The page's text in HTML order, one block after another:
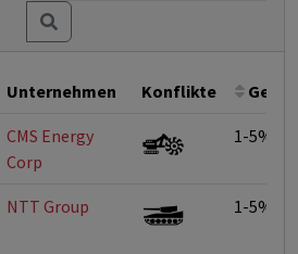
Unternehmen Konflikte
CMS Energy
Corp
1-5%
NTT Group 1-5%